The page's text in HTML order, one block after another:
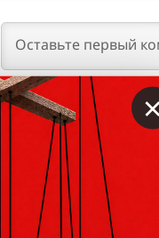
КОММЕНТАРИИ
×